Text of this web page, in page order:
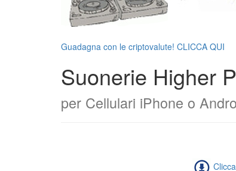
Guadagna con le criptovalute! CLICCA QUI
Suonerie Higher
per Cellulari iPhone o